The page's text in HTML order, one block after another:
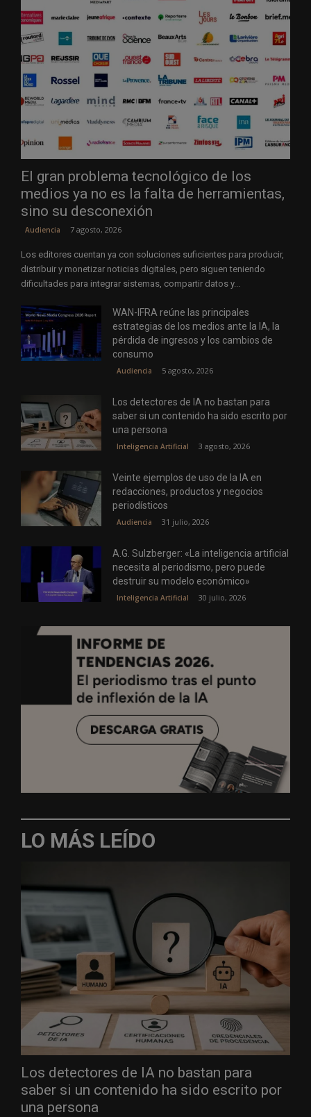
El gran problema tecnológico de los
medios ya no es la falta de herramientas,
sino su desconexión
Audiencia 7 agosto, 2026
Los editores cuentan ya con soluciones suficientes para producir,
distribuir y monetizar noticias digitales, pero siguen teniendo
dificultades para integrar sistemas, compartir datos y...
WAN-IFRA reúne las principales
estrategias de los medios ante la IA, la
pérdida de ingresos y los cambios de
consumo
Audiencia 5 agosto, 2026
Los detectores de IA no bastan para
saber si un contenido ha sido escrito por
una persona
Inteligencia Artificial 3 agosto, 2026
Veinte ejemplos de uso de la IA en
redacciones, productos y negocios
periodísticos
Audiencia 31 julio, 2026
A.G. Sulzberger: «La inteligencia artificial
necesita al periodismo, pero puede
destruir su modelo económico»
Inteligencia Artificial 30 julio, 2026
LO MÁS LEÍDO
Los detectores de IA no bastan para
saber si un contenido ha sido escrito por
una persona